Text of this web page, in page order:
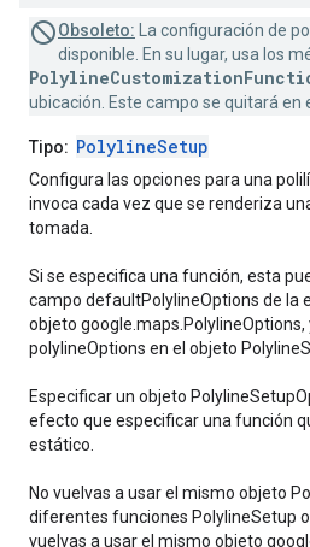
Obsoleto: La configuración de
disponible. En su lugar, usa los
ubicación. Este campo se quitará en
Tipo: PolylineSetup
Configura las opciones para una
invoca cada vez que se renderiza
tomada.
Si se especifica una función, esta
campo defaultPolylineOptions de la
objeto
polylineOptions en el objeto
Especificar un objeto
efecto que especificar una función
estático.
No vuelvas a usar el mismo objeto
diferentes funciones PolylineSetup
vuelvas a usar el mismo objeto